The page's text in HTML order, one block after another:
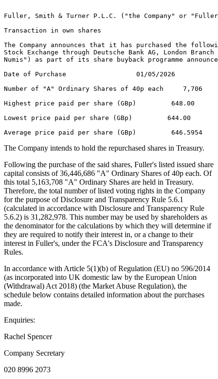
Fuller, Smith & Turner P.L.C. ("the Company" or
Transaction in own shares
The Company announces that it has purchased the
Stock Exchange through Deutsche Bank AG, London
Numis") as part of its share buyback programme
Date of Purchase                  01/05/2026
Number of "A" Ordinary Shares of 40p each     7,706
Highest price paid per share (GBp)         648.00
Lowest price paid per share (GBp)         644.00
The Company intends to hold the repurchased shares in Treasury.
Following the purchase of the said shares, Fuller's listed issued share
capital consists of 36,446,686 "A" Ordinary Shares of 40p each. Of
this total 5,163,708 "A" Ordinary Shares are held in Treasury.
Therefore, the total number of listed voting rights in the Company
for the purpose of Disclosure and Transparency Rule 5.6.1
(calculated in accordance with Disclosure and Transparency Rule
5.6.2) is 31,282,978. This number may be used by shareholders as
the denominator for the calculations by which they will determine if
they are required to notify their interest in, or a change to their
interest in Fuller's, under the FCA's Disclosure and Transparency
Rules.
In accordance with Article 5(1)(b) of Regulation (EU) no 596/2014
(as incorporated into UK domestic law by the European Union
(Withdrawal) Act 2018) (the Market Abuse Regulation), the
schedule below contains detailed information about the purchases
made.
Enquiries:
Rachel Spencer
Company Secretary
020 8996 2073